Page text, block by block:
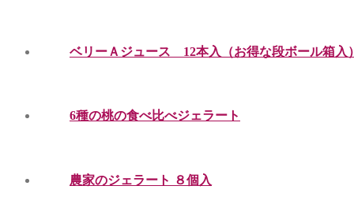
ベリーＡジュース 12本入（お得な段ボール箱入
6種の桃の食べ比べジェラート
農家のジェラート ８個入